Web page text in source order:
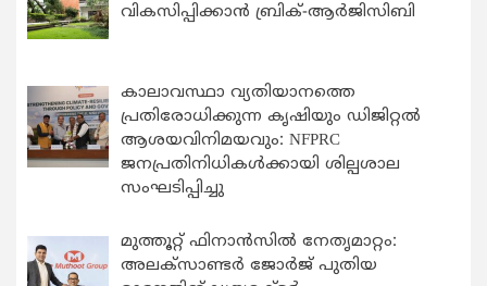
വികസിപ്പിക്കാന്‍ ബ്രിക്-ആര്‍ജിസിബി
കാലാവസ്ഥാ വ്യതിയാനത്തെ
പ്രതിരോധിക്കുന്ന കൃഷിയും ഡിജിറ്റൽ
ആശയവിനിമയവും: NFPRC
ജനപ്രതിനിധികൾക്കായി ശില്പശാല
സംഘടിപ്പിച്ചു
മുത്തൂറ്റ് ഫിനാൻസിൽ നേതൃമാറ്റം:
അലക്സാണ്ടർ ജോർജ് പുതിയ